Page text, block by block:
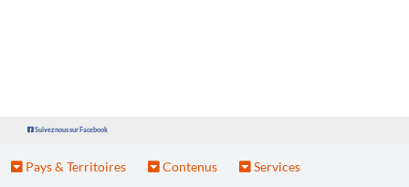
Suivez nous sur Facebook
Pays & Territoires Contenus Services